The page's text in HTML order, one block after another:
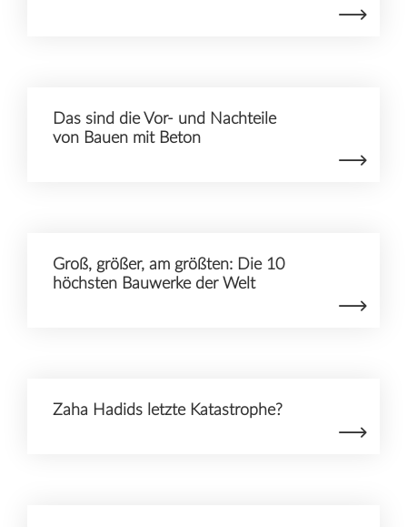
Das sind die Vor- und Nachteile
von Bauen mit Beton
Groß, größer, am größten: Die 10
höchsten Bauwerke der Welt
Zaha Hadids letzte Katastrophe?